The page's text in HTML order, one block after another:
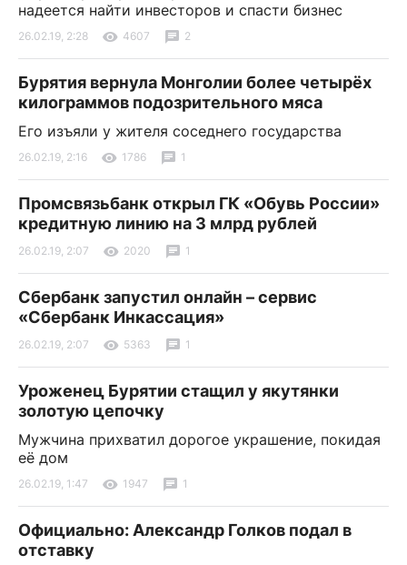
надеется найти инвесторов и спасти бизнес
26.02.19, 2:28 4607 2
Бурятия вернула Монголии более четырёх
килограммов подозрительного мяса
Его изъяли у жителя соседнего государства
26.02.19, 2:16 1786 1
Промсвязьбанк открыл ГК «Обувь России»
кредитную линию на 3 млрд рублей
26.02.19, 2:07 2020 1
Сбербанк запустил онлайн – сервис
«Сбербанк Инкассация»
26.02.19, 2:07 5363 1
Уроженец Бурятии стащил у якутянки
золотую цепочку
Мужчина прихватил дорогое украшение, покидая
её дом
26.02.19, 1:47 1947 1
Официально: Александр Голков подал в
отставку